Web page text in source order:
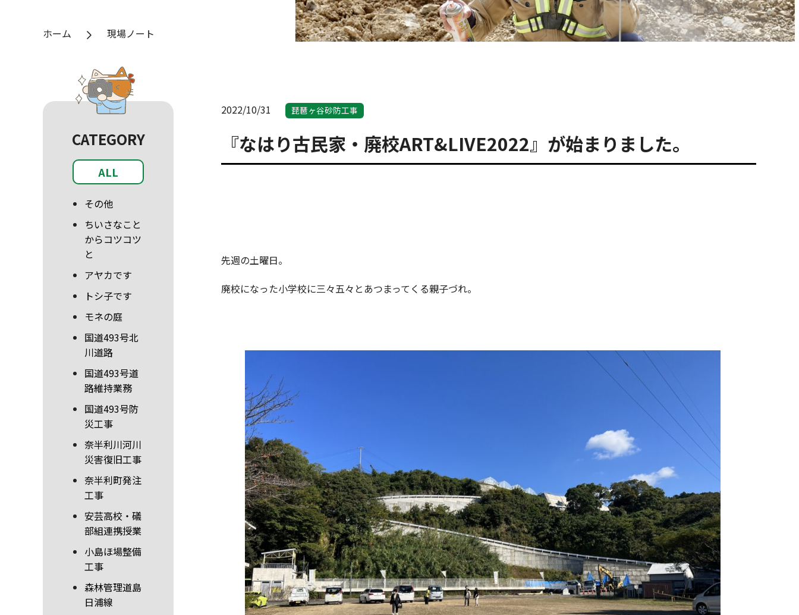
ホーム 現場ノート
CATEGORY
ALL
その他
ちいさなこと
からコツコツ
と
アヤカです
トシ子です
モネの庭
国道493号北
川道路
国道493号道
路維持業務
国道493号防
災工事
奈半利川河川
災害復旧工事
奈半利町発注
工事
安芸高校・礒
部組連携授業
小島ほ場整備
工事
森林管理道島
日浦線
2022/10/31 琵琶ヶ谷砂防工事
『なはり古民家・廃校ART&LIVE2022』が始まりました。
先週の土曜日。
廃校になった小学校に三々五々とあつまってくる親子づれ。